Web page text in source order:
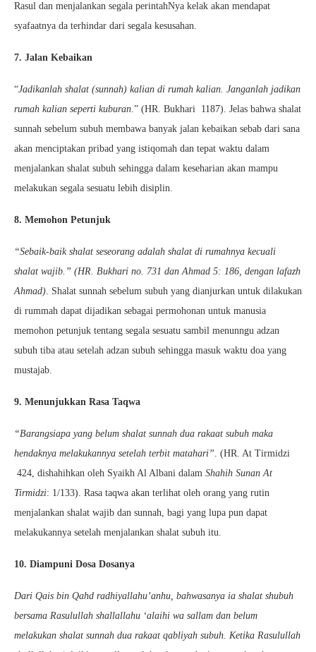
Rasul dan menjalankan segala perintahNya kelak akan mendapat
syafaatnya da terhindar dari segala kesusahan.
7. Jalan Kebaikan
“Jadikanlah shalat (sunnah) kalian di rumah kalian. Janganlah jadikan
rumah kalian seperti kuburan.” (HR. Bukhari 1187). Jelas bahwa shalat
sunnah sebelum subuh membawa banyak jalan kebaikan sebab dari sana
akan menciptakan pribad yang istiqomah dan tepat waktu dalam
menjalankan shalat subuh sehingga dalam keseharian akan mampu
melakukan segala sesuatu lebih disiplin.
8. Memohon Petunjuk
“Sebaik-baik shalat seseorang adalah shalat di rumahnya kecuali
shalat wajib.” (HR. Bukhari no. 731 dan Ahmad 5: 186, dengan lafazh
Ahmad). Shalat sunnah sebelum subuh yang dianjurkan untuk dilakukan
di rummah dapat dijadikan sebagai permohonan untuk manusia
memohon petunjuk tentang segala sesuatu sambil menunngu adzan
subuh tiba atau setelah adzan subuh sehingga masuk waktu doa yang
mustajab.
9. Menunjukkan Rasa Taqwa
“Barangsiapa yang belum shalat sunnah dua rakaat subuh maka
hendaknya melakukannya setelah terbit matahari”. (HR. At Tirmidzi
424, dishahihkan oleh Syaikh Al Albani dalam Shahih Sunan At
Tirmidzi: 1/133). Rasa taqwa akan terlihat oleh orang yang rutin
menjalankan shalat wajib dan sunnah, bagi yang lupa pun dapat
melakukannya setelah menjalankan shalat subuh itu.
10. Diampuni Dosa Dosanya
Dari Qais bin Qahd radhiyallahu’anhu, bahwasanya ia shalat shubuh
bersama Rasulullah shallallahu ‘alaihi wa sallam dan belum
melakukan shalat sunnah dua rakaat qabliyah subuh. Ketika Rasulullah